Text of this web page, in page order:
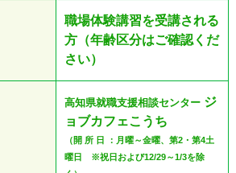
職場体験講習を受講される
方（年齢区分はご確認くだ
さい）
高知県就職支援相談センター ジ
ョブカフェこうち
（開 所 日 ：月曜～金曜、第2・第4土
曜日 ※祝日および12/29～1/3を除